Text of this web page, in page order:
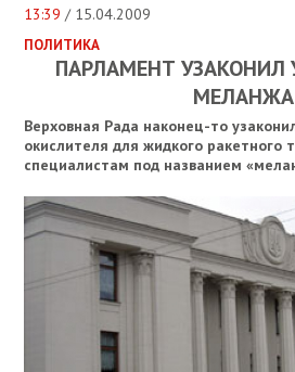
13:39 / 15.04.2009
ПОЛИТИКА
ПАРЛАМЕНТ
МЕЛАНЖА
Верховная Рада наконец-то
окислителя для жидкого ракетного
специалистам под названием